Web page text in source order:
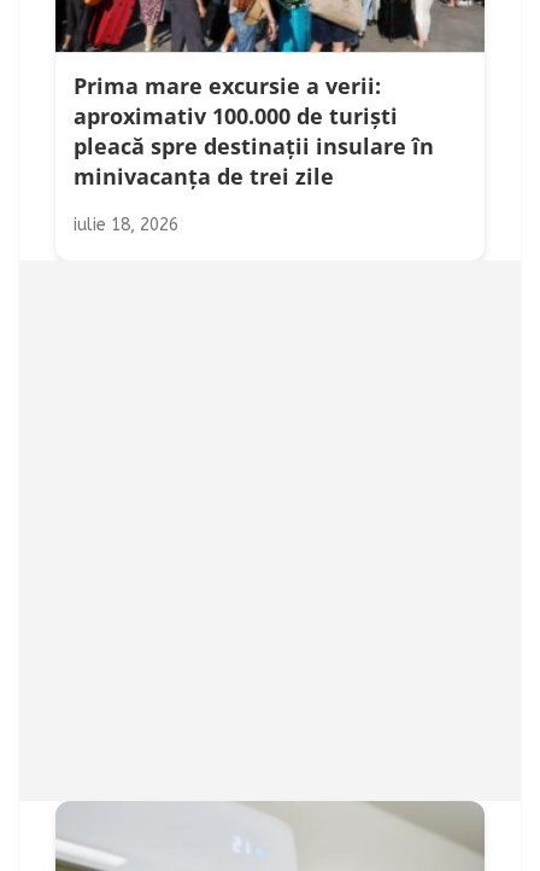
Prima mare excursie a verii:
aproximativ 100.000 de turiști
pleacă spre destinații insulare în
minivacanța de trei zile
iulie 18, 2026